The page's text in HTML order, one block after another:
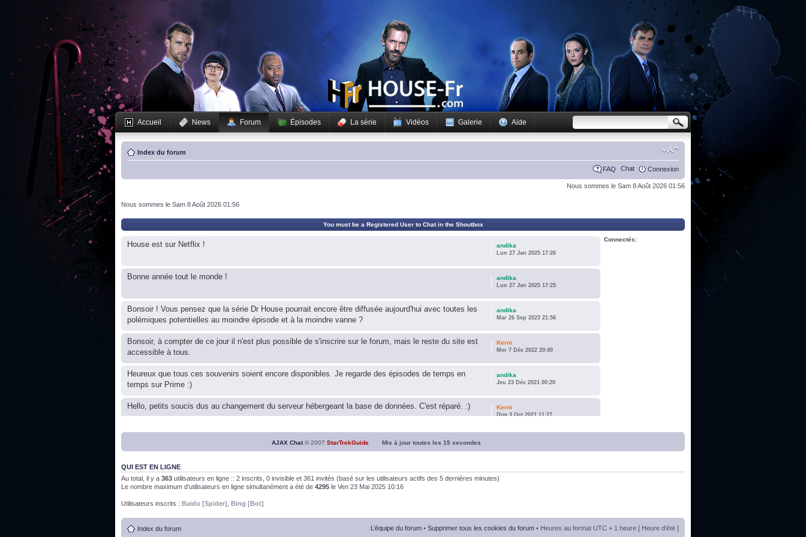
Accueil News Forum Épisodes La série Vidéos Galerie Aide
Index du forum
FAQ Chat Connexion
Nous sommes le Sam 8 Août 2026 01:56
Nous sommes le Sam 8 Août 2026 01:56
You must be a Registered User to Chat in the Shoutbox
House est sur Netflix ! andika
Lun 27 Jan 2025 17:26
Bonne année tout le monde ! andika
Lun 27 Jan 2025 17:25
Bonsoir ! Vous pensez que la série Dr House pourrait encore être diffusée aujourd'hui avec toutes les
polémiques potentielles au moindre épisode et à la moindre vanne ?
andika
Mar 26 Sep 2023 21:56
Bonsoir, à compter de ce jour il n'est plus possible de s'inscrire sur le forum, mais le reste du site est
accessible à tous.
Kerni
Mer 7 Déc 2022 20:49
Heureux que tous ces souvenirs soient encore disponibles. Je regarde des épisodes de temps en
temps sur Prime :)
andika
Jeu 23 Déc 2021 00:20
Hello, petits soucis dus au changement du serveur hébergeant la base de données. C'est réparé. :) Kerni
Dim 3 Oct 2021 11:27
Bon, 2020, ça n'a pas trop marché. JE vous souhaite une année 2021 plus belle que 2020 !
J'ai l'impression que nous n'avons pas fait les survivor des épisodes issus des saisons 6; 7 et 8 ! andika
Dim 26 Avr 2020 14:19
Bonne année 2020 !
Connectés:
AJAX Chat© 2007 StarTrekGuide Mis à jour toutes les 15 secondes
QUI EST EN LIGNE
Au total, il y a 363 utilisateurs en ligne :: 2 inscrits, 0 invisible et 361 invités (basé sur les utilisateurs actifs des 5 dernières minutes)
Le nombre maximum d’utilisateurs en ligne simultanément a été de 4295 le Ven 23 Mai 2025 10:16
Utilisateurs inscrits : Baidu [Spider] Bing [Bot]
Index du forum L’équipe du forum • Supprimer tous les cookies du forum • Heures au format UTC + 1 heure [ Heure d’été ]